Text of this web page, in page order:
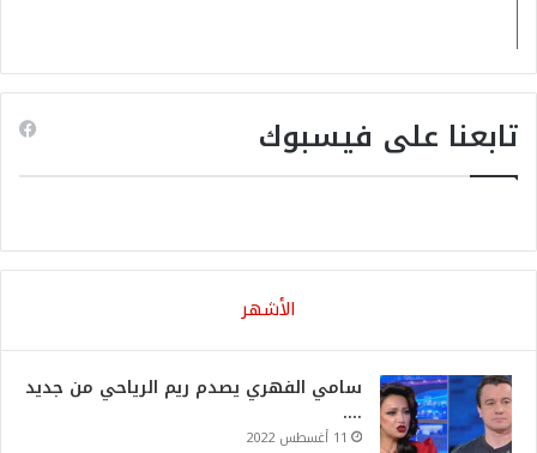
تابعنا على فيسبوك
الأشهر
سامي الفهري يصدم ريم الرياحي من جديد
….
11 أغسطس 2022